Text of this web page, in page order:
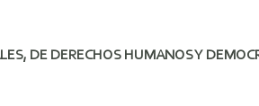
DE DERECHOS HUMANOS Y